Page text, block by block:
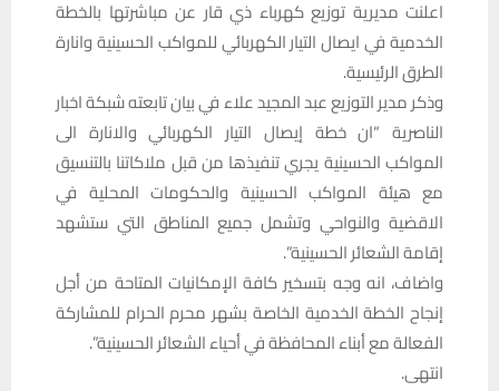
اعلنت مديرية توزيع كهرباء ذي قار عن مباشرتها بالخطة
الخدمية في ايصال التيار الكهربائي للمواكب الحسينية وانارة
الطرق الرئيسية.
وذكر مدير التوزيع عبد المجيد علاء في بيان تابعته شبكة اخبار
الناصرية “ان خطة إيصال التيار الكهربائي والانارة الى
المواكب الحسينية يجري تنفيذها من قبل ملاكاتنا بالتنسيق
مع هيئة المواكب الحسينية والحكومات المحلية في
الاقضية والنواحي وتشمل جميع المناطق التي ستشهد
إقامة الشعائر الحسينية”.
واضاف، انه وجه بتسخير كافة الإمكانيات المتاحة من أجل
إنجاح الخطة الخدمية الخاصة بشهر محرم الحرام للمشاركة
الفعالة مع أبناء المحافظة في أحياء الشعائر الحسينية”.
انتهى.